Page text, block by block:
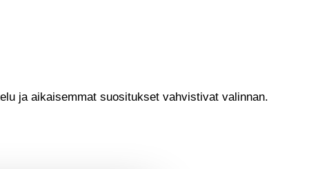
ja aikaisemmat suositukset vahvistivat valinnan.